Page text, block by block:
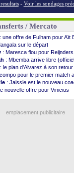
- Voir les sondages
/ Mercato
: une offre de Fulham pour Aït
sur le départ
: Maresca flou pour Reijnders
: Mbemba arrive libre
: le plan d'Alvarez à son retour
pour le premier match
: Jaissle est le nouveau
nouvelle offre pour Vinicius
arrive pour 140 M€ !
emplacement publicitaire